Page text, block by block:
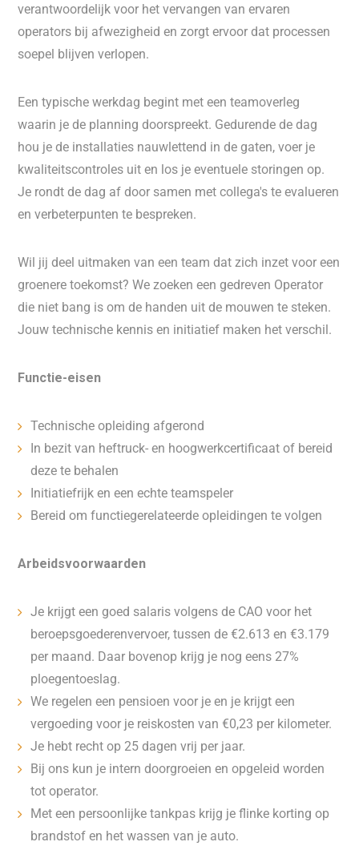
verantwoordelijk voor het vervangen van ervaren
operators bij afwezigheid en zorgt ervoor dat processen
soepel blijven verlopen.
Een typische werkdag begint met een teamoverleg
waarin je de planning doorspreekt. Gedurende de dag
hou je de installaties nauwlettend in de gaten, voer je
kwaliteitscontroles uit en los je eventuele storingen op.
Je rondt de dag af door samen met collega's te evalueren
en verbeterpunten te bespreken.
Wil jij deel uitmaken van een team dat zich inzet voor een
groenere toekomst? We zoeken een gedreven Operator
die niet bang is om de handen uit de mouwen te steken.
Jouw technische kennis en initiatief maken het verschil.
Functie-eisen
Technische opleiding afgerond
In bezit van heftruck- en hoogwerkcertificaat of bereid
deze te behalen
Initiatiefrijk en een echte teamspeler
Bereid om functiegerelateerde opleidingen te volgen
Arbeidsvoorwaarden
Je krijgt een goed salaris volgens de CAO voor het
beroepsgoederenvervoer, tussen de €2.613 en €3.179
per maand. Daar bovenop krijg je nog eens 27%
ploegentoeslag.
We regelen een pensioen voor je en je krijgt een
vergoeding voor je reiskosten van €0,23 per kilometer.
Je hebt recht op 25 dagen vrij per jaar.
Bij ons kun je intern doorgroeien en opgeleid worden
tot operator.
Met een persoonlijke tankpas krijg je flinke korting op
brandstof en het wassen van je auto.